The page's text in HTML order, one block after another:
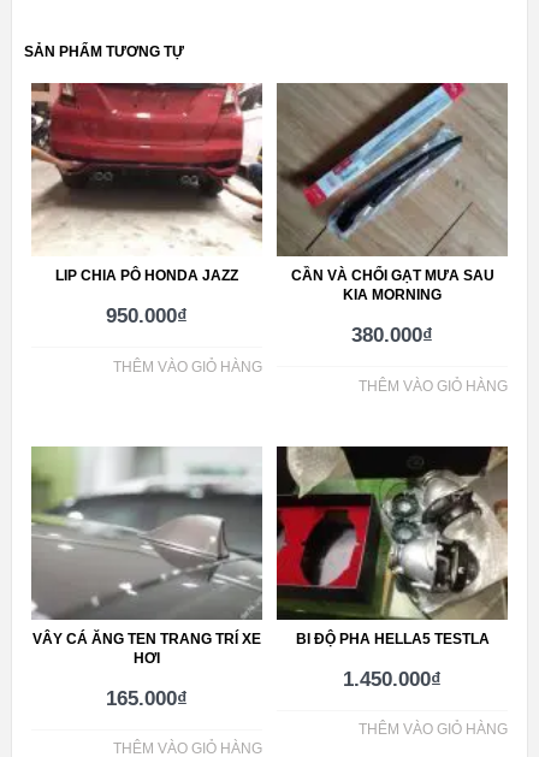
SẢN PHẨM TƯƠNG TỰ
LIP CHIA PÔ HONDA JAZZ
950.000₫
THÊM VÀO GIỎ HÀNG
CẦN VÀ CHỔI GẠT MƯA SAU
KIA MORNING
380.000₫
THÊM VÀO GIỎ HÀNG
VÂY CÁ ĂNG TEN TRANG TRÍ XE
HƠI
165.000₫
THÊM VÀO GIỎ HÀNG
BI ĐỘ PHA HELLA5 TESTLA
1.450.000₫
THÊM VÀO GIỎ HÀNG